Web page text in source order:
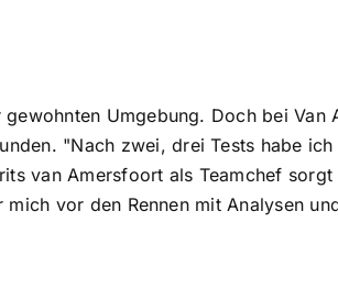
Umgebung. Doch bei Van
"Nach zwei, drei Tests habe
van Amersfoort als Teamchef sorgt
vor den Rennen mit Analysen